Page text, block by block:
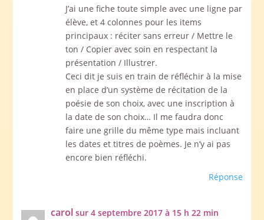
J’ai une fiche toute simple avec une ligne par
élève, et 4 colonnes pour les items
principaux : réciter sans erreur / Mettre le
ton / Copier avec soin en respectant la
présentation / Illustrer.
Ceci dit je suis en train de réfléchir à la mise
en place d’un système de récitation de la
poésie de son choix, avec une inscription à
la date de son choix… Il me faudra donc
faire une grille du même type mais incluant
les dates et titres de poèmes. Je n’y ai pas
encore bien réfléchi.
Réponse
carol sur 4 septembre 2017 à 15 h 22 min